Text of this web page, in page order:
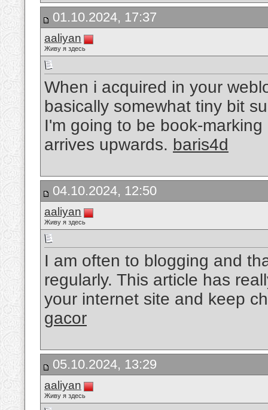
01.10.2024, 17:37
aaliyan
Живу я здесь
When i acquired in your
basically somewhat tiny bit
I'm going to be book-
arrives upwards. baris4d
04.10.2024, 12:50
aaliyan
Живу я здесь
I am often to blogging and
regularly. This article has
your internet site and keep
gacor
05.10.2024, 13:29
aaliyan
Живу я здесь